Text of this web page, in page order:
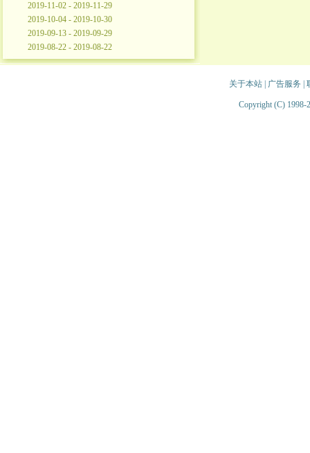
2019-11-02 - 2019-11-29
2019-10-04 - 2019-10-30
2019-09-13 - 2019-09-29
2019-08-22 - 2019-08-22
关于本站| 广告服务
Copyright (C) 1998-